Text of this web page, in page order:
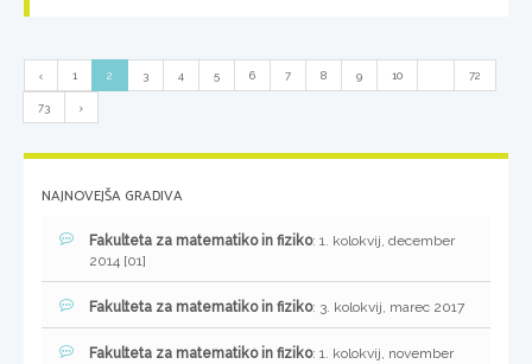
1 2 3 4 5 6 7 8 9 10 72
73
NAJNOVEJŠA GRADIVA
Fakulteta za matematiko in fiziko: 1. kolokvij, december
2014 [01]
Fakulteta za matematiko in fiziko: 3. kolokvij, marec 2017
Fakulteta za matematiko in fiziko: 1. kolokvij, november